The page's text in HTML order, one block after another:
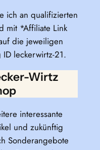
ich an qualifizierten
mit *Affiliate Link
die jeweiligen
ID leckerwirtz-21.
Wirtz
interessante
und zukünftig
Sonderangebote